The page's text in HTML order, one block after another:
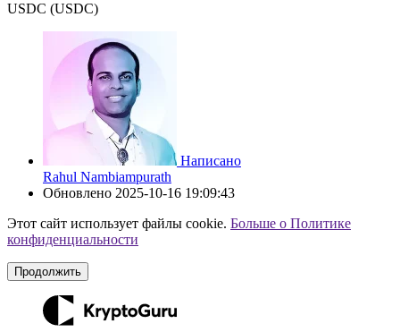
USDC (USDC)
Написано
Rahul Nambiampurath
Обновлено 2025-10-16 19:09:43
Этот сайт использует файлы cookie. Больше о Политике
конфиденциальности
Продолжить